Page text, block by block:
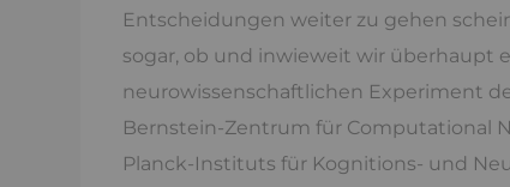
Entscheidungen weiter zu gehen
sogar, ob und inwieweit wir überhaupt
neurowissenschaftlichen Experiment
Bernstein-Zentrum für Computational
Planck-Instituts für Kognitions- und